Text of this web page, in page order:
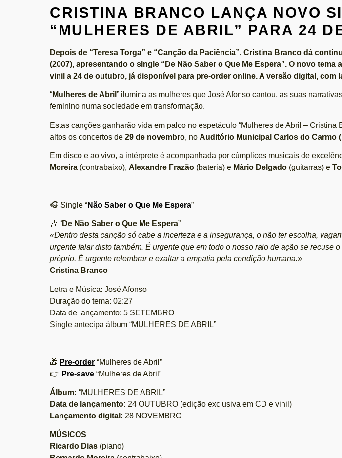
CRISTINA BRANCO LANÇA NOVO
“MULHERES DE ABRIL” PARA 24
Depois de “Teresa Torga” e “Canção da Paciência”, Cristina Branco dá
(2007), apresentando o single “De Não Saber o Que Me Espera”. O novo
vinil a 24 de outubro, já disponível para pre-order online. A versão digital,
“Mulheres de Abril ” ilumina as mulheres que José Afonso cantou, as suas
feminino numa sociedade em transformação.
Estas canções ganharão vida em palco no espetáculo “Mulheres de Abril – Cristina
altos os concertos de 29 de novembro, no Auditório Municipal Carlos do Carmo
Em disco e ao vivo, a intérprete é acompanhada por cúmplices musicais de
Moreira (contrabaixo), Alexandre Frazão (bateria) e Mário Delgado (guitarras) e
🎧 Single “Não Saber o Que Me Espera”
🎶 “De Não Saber o Que Me Espera”
«Dentro desta canção só cabe a incerteza e a insegurança, o não ter escolha,
urgente falar disto também. É urgente que em todo o nosso raio de ação se
próprio. É urgente relembrar e exaltar a empatia pela condição humana.»
Cristina Branco
Letra e Música: José Afonso
Duração do tema: 02:27
Data de lançamento: 5 SETEMBRO
Single antecipa álbum “MULHERES DE ABRIL”
🎁 Pre-order “Mulheres de Abril”
👉 Pre-save “Mulheres de Abril”
Álbum: “MULHERES DE ABRIL”
Data de lançamento: 24 OUTUBRO (edição exclusiva em CD e vinil)
Lançamento digital: 28 NOVEMBRO
MÚSICOS
Ricardo Dias (piano)